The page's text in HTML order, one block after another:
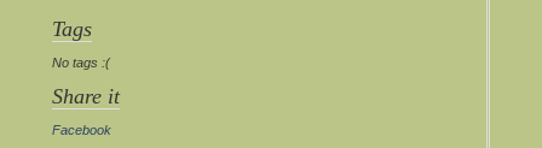
Tags
No tags :(
Share it
Facebook